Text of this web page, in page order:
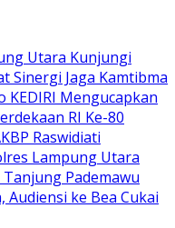
Utara Kunjungi
Sinergi Jaga Kamtibma
KEDIRI Mengucapkan
RI Ke-80
Raswidiati
Lampung Utara
Pademawu
Audiensi ke Bea Cukai